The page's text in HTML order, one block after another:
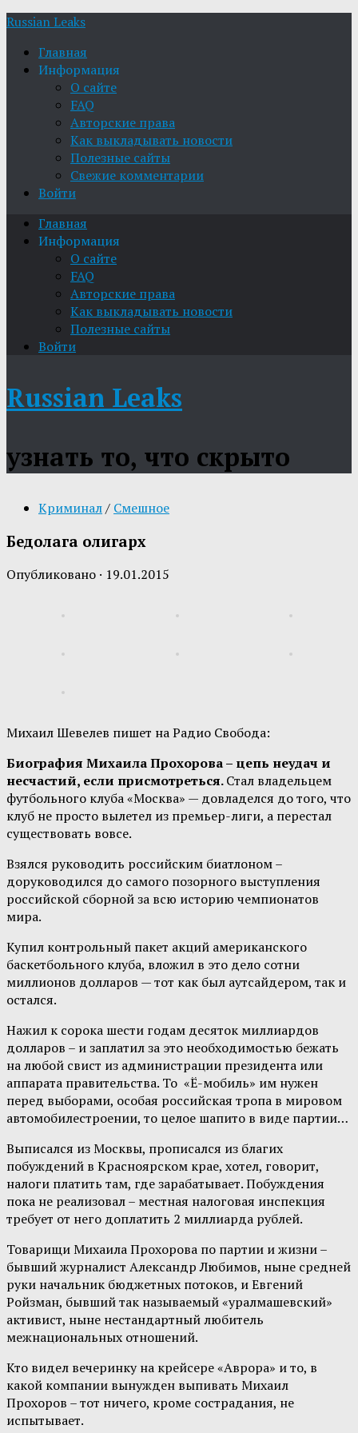
Russian Leaks
Главная
Информация
О сайте
FAQ
Авторские права
Как выкладывать новости
Полезные сайты
Свежие комментарии
Войти
Главная
Информация
О сайте
FAQ
Авторские права
Как выкладывать новости
Полезные сайты
Войти
Russian Leaks
узнать то, что скрыто
Криминал/ Смешное
Бедолага олигарх
Опубликовано · 19.01.2015
Михаил Шевелев пишет на Радио Свобода:
Биография Михаила Прохорова – цепь неудач и
несчастий, если присмотреться.Стал владельцем
футбольного клуба «Москва» — довладелся до того, что
клуб не просто вылетел из премьер-лиги, а перестал
существовать вовсе.
Взялся руководить российским биатлоном –
доруководился до самого позорного выступления
российской сборной за всю историю чемпионатов
мира.
Купил контрольный пакет акций американского
баскетбольного клуба, вложил в это дело сотни
миллионов долларов — тот как был аутсайдером, так и
остался.
Нажил к сорока шести годам десяток миллиардов
долларов – и заплатил за это необходимостью бежать
на любой свист из администрации президента или
аппарата правительства. То «Ё-мобиль» им нужен
перед выборами, особая российская тропа в мировом
автомобилестроении, то целое шапито в виде партии…
Выписался из Москвы, прописался из благих
побуждений в Красноярском крае, хотел, говорит,
налоги платить там, где зарабатывает. Побуждения
пока не реализовал – местная налоговая инспекция
требует от него доплатить 2 миллиарда рублей.
Товарищи Михаила Прохорова по партии и жизни –
бывший журналист Александр Любимов, ныне средней
руки начальник бюджетных потоков, и Евгений
Ройзман, бывший так называемый «уралмашевский»
активист, ныне нестандартный любитель
межнациональных отношений.
Кто видел вечеринку на крейсере «Аврора» и то, в
какой компании вынужден выпивать Михаил
Прохоров – тот ничего, кроме сострадания, не
испытывает.